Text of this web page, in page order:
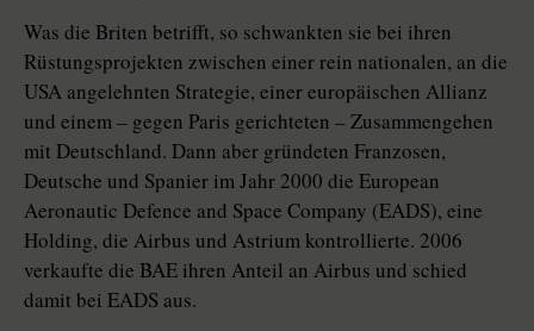
Was die Briten betrifft, so schwankten sie bei ihren
Rüstungsprojekten zwischen einer rein nationalen, an die
USA angelehnten Strategie, einer europäischen Allianz
und einem – gegen Paris gerichteten – Zusammengehen
mit Deutschland. Dann aber gründeten Franzosen,
Deutsche und Spanier im Jahr 2000 die European
Aeronautic Defence and Space Company (EADS), eine
Holding, die Airbus und Astrium kontrollierte. 2006
verkaufte die BAE ihren Anteil an Airbus und schied
damit bei EADS aus.